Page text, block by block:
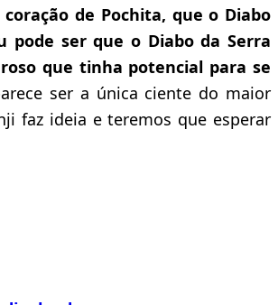
de Pochita, que o Diabo
ser que o Diabo da Serra
que tinha potencial para se
ser a única ciente do maior
faz ideia e teremos que esperar